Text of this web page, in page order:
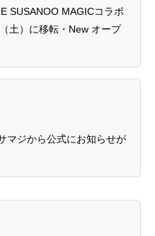
SUSANOO MAGICコラボ
土）に移転・New オープ
マジから公式にお知らせが